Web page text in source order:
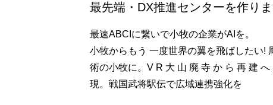
最先端・DX推進センターを作り
​最速ABCIに繋いで小牧の企業がAIを。
小牧からもう 一度世界の翼を飛ばしたい!
術の小牧に。V R 大 山 廃 寺 か ら 再 建
現。戦国武将駅伝で広域連携強化を